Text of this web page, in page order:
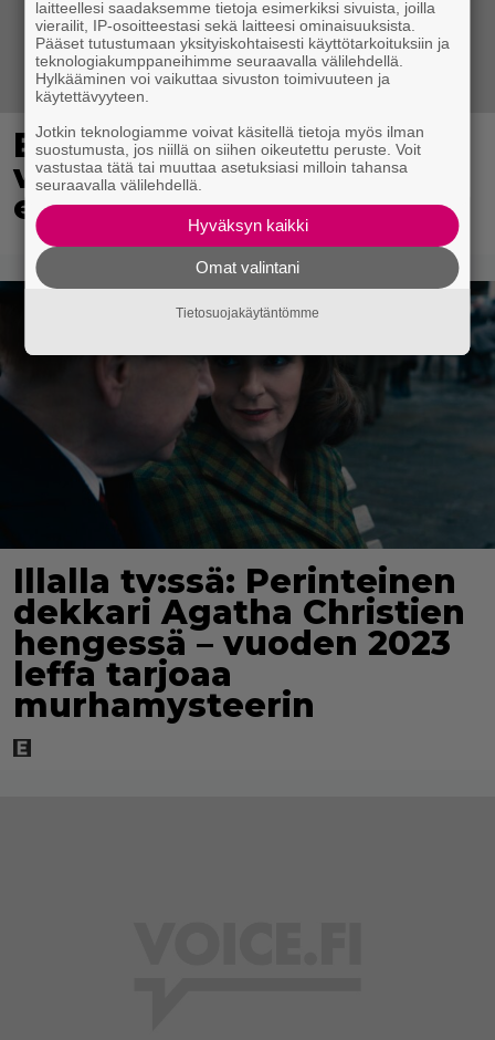
Eppu Normaalin
viimeinen konsertti
esitetään Ylellä
Illalla tv:ssä: Perinteinen
dekkari Agatha Christien
hengessä – vuoden 2023
leffa tarjoaa
murhamysteerin
laitteellesi saadaksemme tietoja esimerkiksi sivuista, joilla
vierailit, IP-osoitteestasi sekä laitteesi ominaisuuksista.
Pääset tutustumaan yksityiskohtaisesti käyttötarkoituksiin ja
teknologiakumppaneihimme seuraavalla välilehdellä.
Hylkääminen voi vaikuttaa sivuston toimivuuteen ja
käytettävyyteen.
Jotkin teknologiamme voivat käsitellä tietoja myös ilman
suostumusta, jos niillä on siihen oikeutettu peruste. Voit
vastustaa tätä tai muuttaa asetuksiasi milloin tahansa
seuraavalla välilehdellä.
Hyväksyn kaikki
Omat valintani
Tietosuojakäytäntömme